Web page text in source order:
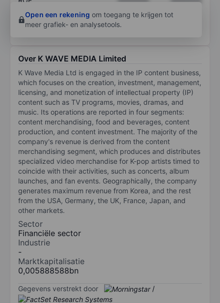
Open een rekening om toegang te krijgen tot
meer grafiek- en analysetools.
Over K WAVE MEDIA Limited
K Wave Media Ltd is engaged in the IP content business,
which focuses on the creation, investment, management,
licensing, and monetization of intellectual property (IP)
content such as TV programs, movies, dramas, and
music. Its operations are reported in four segments:
content merchandising, food and beverages, content
production, and content investment. The majority of the
company's revenue is derived from the content
merchandising segment, which produces and distributes
specialized video merchandise for K-pop artists timed to
coincide with their activities, such as concerts, album
launches, and fan events. Geographically, the company
generates maximum revenue from Korea, and the rest
from the USA, Germany, the UK, France, Japan, and
other markets.
Sector
Financiële sector
Industrie
-
Marktkapitalisatie
0,005888588bn
Gegevens verstrekt door /